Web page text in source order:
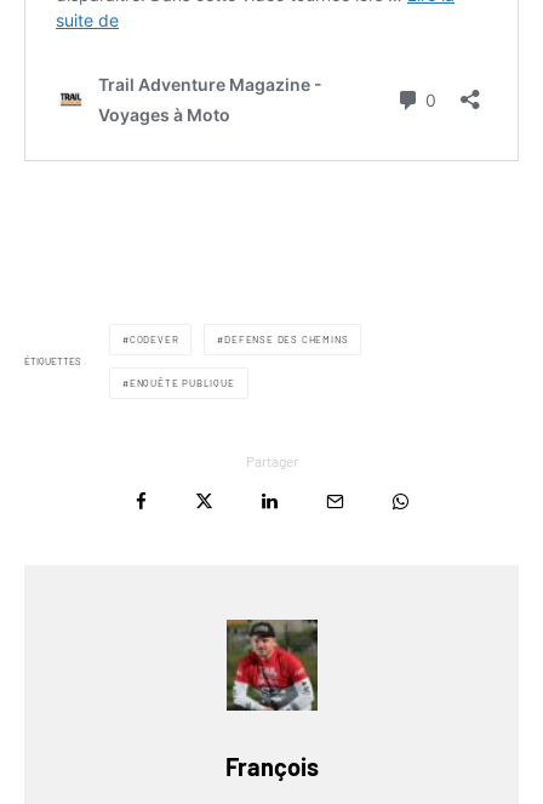
ÉTIQUETTES
CODEVER DEFENSE DES CHEMINS
ENQUÊTE PUBLIQUE
Partager
François